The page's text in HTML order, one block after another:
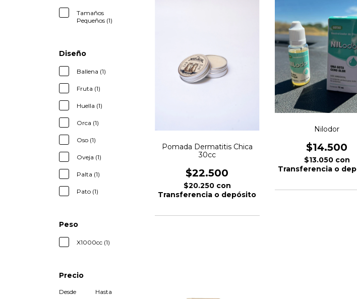
Tamaños
Pequeños (1)
Diseño
Ballena (1)
Fruta (1)
Huella (1)
Orca (1)
Oso (1)
Oveja (1)
Palta (1)
Pato (1)
Peso
X1000cc (1)
Precio
Desde Hasta
Pomada Dermatitis Chica
30cc
$22.500
$20.250 con
Transferencia o depósito
Nilodor
$14.500
$13.050 con
Transferencia o